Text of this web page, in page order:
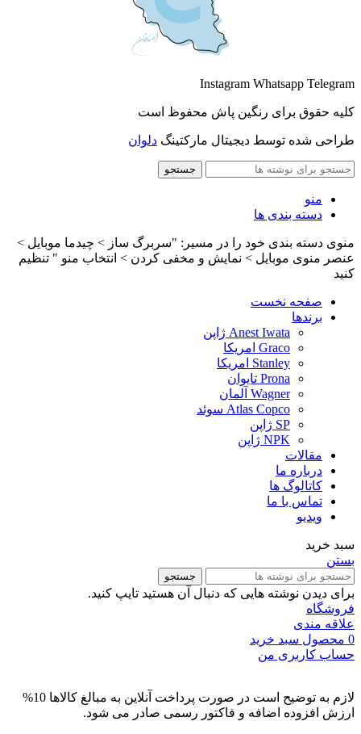
Instagram Whatsapp Telegram
کلیه حقوق برای رنگین پاش محفوظ است
طراحی شده توسط دیجیتال مارکتینگ دلوان
جستجو
منو
دسته بندی ها
منوی دسته بندی خود را در مسیر: "سربرگ ساز > چیدما موبایل >
عنصر منوی موبایل > نمایش و مخفی کردن > انتخاب منو " تنظیم
کنید
صفحه نخست
برندها
Anest Iwata ژاپن
Graco امریکا
Stanley امریکا
Prona تایوان
Wagner آلمان
Atlas Copco سوئد
SP ژاپن
NPK ژاپن
مقالات
درباره ما
کاتالوگ ها
تماس با ما
ویدیو
سبد خرید
بستن
جستجو
برای دیدن نوشته هایی که دنبال آن هستید تایپ کنید.
فروشگاه
علاقه مندی
0 محصول سبد خرید
حساب کاربری من
لازم به توضیح است در صورت پرداخت آنلاین به مبالغ کالاها 10%
ارزش افزوده اضافه و فاکتور رسمی صادر می شود.